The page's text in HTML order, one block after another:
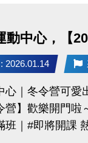
足無法開班，將
2639066 #115
竹國民運動中心
動中心，【
2026.01.14
心｜冬令營可愛
營】歡樂開門啦
班｜#即將開課